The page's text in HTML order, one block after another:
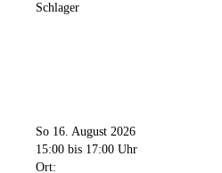
Schlager
So 16. August 2026
15:00 bis 17:00 Uhr
Ort: